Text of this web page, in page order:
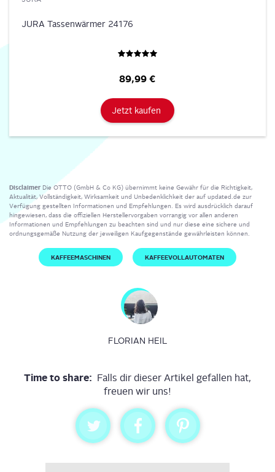
JURA Tassenwärmer 24176
89,99 €
Jetzt kaufen
Disclaimer Die OTTO (GmbH & Co KG) übernimmt keine Gewähr für die Richtigkeit,
Aktualität, Vollständigkeit, Wirksamkeit und Unbedenklichkeit der auf updated.de zur
Verfügung gestellten Informationen und Empfehlungen. Es wird ausdrücklich darauf
hingewiesen, dass die offiziellen Herstellervorgaben vorrangig vor allen anderen
Informationen und Empfehlungen zu beachten sind und nur diese eine sichere und
ordnungsgemäße Nutzung der jeweiligen Kaufgegenstände gewährleisten können.
KAFFEEMASCHINEN KAFFEEVOLLAUTOMATEN
FLORIAN HEIL
Time to share: Falls dir dieser Artikel gefallen hat,
freuen wir uns!